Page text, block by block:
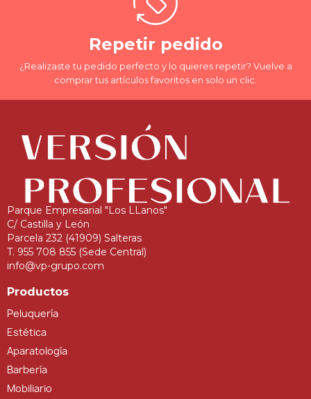
Repetir pedido
¿Realizaste tu pedido perfecto y lo quieres repetir? Vuelve a
comprar tus artículos favoritos en solo un clic.
Parque Empresarial "Los LLanos"
C/ Castilla y León
Parcela 232 (41909) Salteras
T. 955 708 855 (Sede Central)
info@vp-grupo.com
Productos
Peluquería
Estética
Aparatología
Barbería
Mobiliario